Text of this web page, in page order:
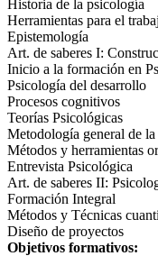
Historia de la psicología
Herramientas para el
Epistemología
Art. de saberes I:
Inicio a la formación en
Psicología del desarrollo
Procesos cognitivos
Teorías Psicológicas
Metodología general de
Métodos y herramientas
Entrevista Psicológica
Art. de saberes II:
Formación Integral
Métodos y Técnicas
Diseño de proyectos
Objetivos formativos: